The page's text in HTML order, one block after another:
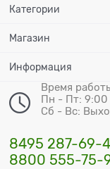
Категории
Магазин
Информация
Время
Пн - Пт: 9:00
Сб - Вс:
8495 287-69-
8800 555-75-